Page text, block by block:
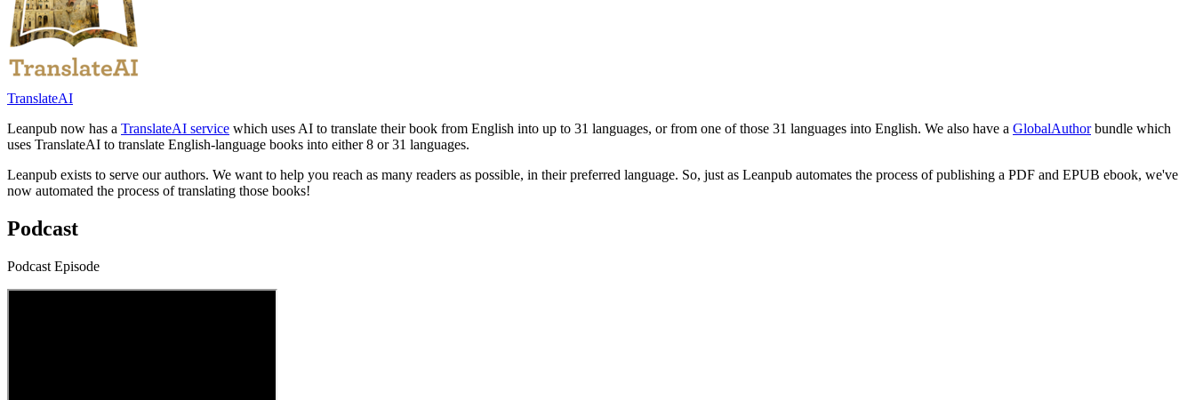
TranslateAI
Leanpub now has a TranslateAI service which uses AI to translate their book from English into up to 31 languages, or from one of those 31 languages into English. We also have a GlobalAuthorbundle which
uses TranslateAI to translate English-language books into either 8 or 31 languages.
Leanpub exists to serve our authors. We want to help you reach as many readers as possible, in their preferred language. So, just as Leanpub automates the process of publishing a PDF and EPUB ebook, we've
now automated the process of translating those books!
Podcast
Podcast Episode